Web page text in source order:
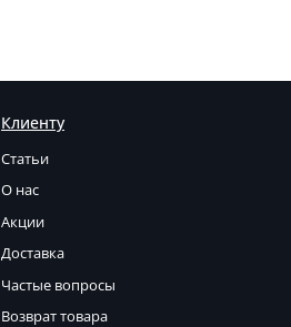
Клиенту
Статьи
О нас
Акции
Доставка
Частые вопросы
Возврат товара